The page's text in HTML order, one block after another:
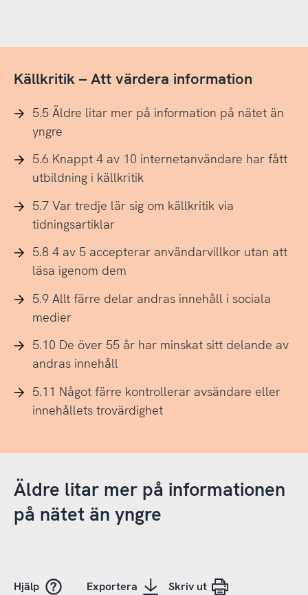
Källkritik – Att värdera information
5.5 Äldre litar mer på information på nätet än
yngre
5.6 Knappt 4 av 10 internetanvändare har fått
utbildning i källkritik
5.7 Var tredje lär sig om källkritik via
tidningsartiklar
5.8 4 av 5 accepterar användarvillkor utan att
läsa igenom dem
5.9 Allt färre delar andras innehåll i sociala
medier
5.10 De över 55 år har minskat sitt delande av
andras innehåll
5.11 Något färre kontrollerar avsändare eller
innehållets trovärdighet
Äldre litar mer på informationen
på nätet än yngre
Hjälp Exportera Skriv ut